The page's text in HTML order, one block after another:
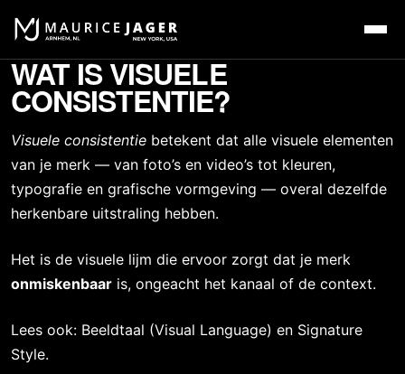
WAT IS VISUELE
CONSISTENTIE?
Visuele consistentie betekent dat alle visuele elementen
van je merk — van foto’s en video’s tot kleuren,
typografie en grafische vormgeving — overal dezelfde
herkenbare uitstraling hebben.
Het is de visuele lijm die ervoor zorgt dat je merk
onmiskenbaar is, ongeacht het kanaal of de context.
Lees ook: Beeldtaal (Visual Language) en Signature
Style.